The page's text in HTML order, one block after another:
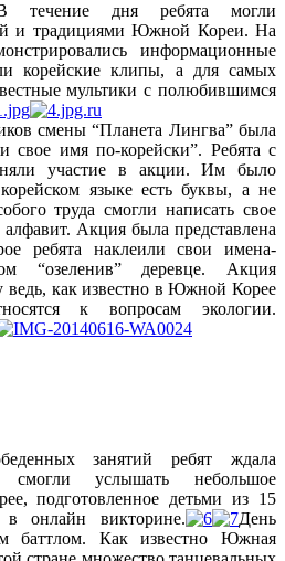
течение дня ребята могли
и традициями Южной Кореи. На
информационные
корейские клипы, а для самых
мультики с полюбившимся
смены “Планета Лингва” была
свое имя по-корейски”. Ребята с
участие в акции. Им было
языке есть буквы, а не
труда смогли написать свое
Акция была представлена
ребята наклеили свои имена-
“озеленив” деревце. Акция
ведь, как известно в Южной Корее
к вопросам экологии.
занятий ребят ждала
смогли услышать небольшое
подготовленное детьми из 15
в онлайн викторине.
День
баттлом. Как известно Южная